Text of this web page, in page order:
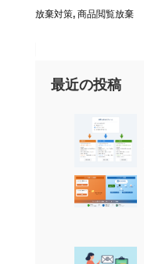
放棄対策, 商品閲覧放棄
最近の投稿